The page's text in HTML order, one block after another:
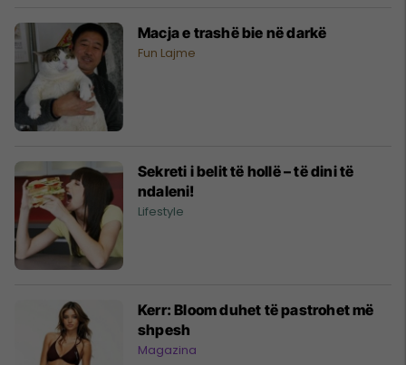
Macja e trashë bie në darkë
Fun Lajme
Sekreti i belit të hollë – të dini të
ndaleni!
Lifestyle
Kerr: Bloom duhet të pastrohet më
shpesh
Magazina